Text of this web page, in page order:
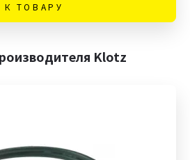
К ТОВАРУ
Klotz